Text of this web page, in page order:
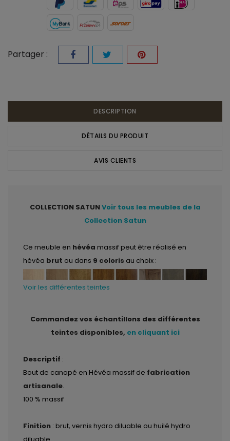
Partager :
DESCRIPTION
DÉTAILS DU PRODUIT
AVIS CLIENTS
COLLECTION SATUNVoir tous les meubles de la
Collection Satun
Ce meuble en hévéa massif peut être réalisé en
hévéa brut ou dans 9 coloris au choix :
Voir les différentes teintes
Commandez vos échantillons des différentes
teintes disponibles, en cliquant ici
Descriptif :
Bout de canapé en Hévéa massif de fabrication
artisanale.
100 % massif
Finition : brut, vernis hydro diluable ou huilé hydro